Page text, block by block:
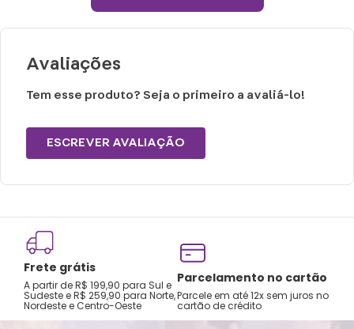
Temperatura máxima de lavagem 40°.
Avaliações
Tem esse produto? Seja o primeiro a avaliá-lo!
ESCREVER AVALIAÇÃO
Frete grátis
A partir de R$ 199,90 para Sul e
Sudeste e R$ 259,90 para Norte,
Nordeste e Centro-Oeste
Parcelamento no cartão
Parcele em até 12x sem juros no
cartão de crédito